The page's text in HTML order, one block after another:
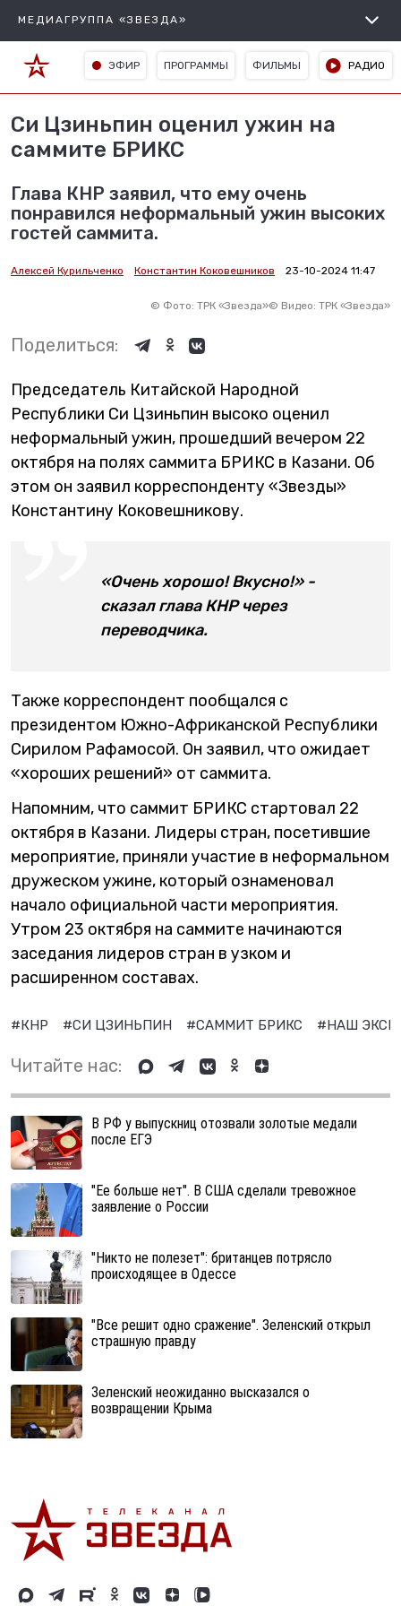
МЕДИАГРУППА «ЗВЕЗДА»
ЭФИР ПРОГРАММЫ ФИЛЬМЫ РАДИО
Си Цзиньпин оценил ужин на
саммите БРИКС
Глава КНР заявил, что ему очень
понравился неформальный ужин высоких
гостей саммита.
Алексей Курильченко Константин Коковешников 23-10-2024 11:47
© Фото: ТРК «Звезда»© Видео: ТРК «Звезда»
Поделиться:
Председатель Китайской Народной
Республики Си Цзиньпин высоко оценил
неформальный ужин, прошедший вечером 22
октября на полях саммита БРИКС в Казани. Об
этом он заявил корреспонденту «Звезды»
Константину Коковешникову.
«Очень хорошо! Вкусно!» -
сказал глава КНР через
переводчика.
Также корреспондент пообщался с
президентом Южно-Африканской Республики
Сирилом Рафамосой. Он заявил, что ожидает
«хороших решений» от саммита.
Напомним, что саммит БРИКС стартовал 22
октября в Казани. Лидеры стран, посетившие
мероприятие, приняли участие в неформальном
дружеском ужине, который ознаменовал
начало официальной части мероприятия.
Утром 23 октября на саммите начинаются
заседания лидеров стран в узком и
расширенном составах.
#КНР #СИ ЦЗИНЬПИН #САММИТ БРИКС #НАШ
Читайте нас:
В РФ у выпускниц отозвали золотые медали
после ЕГЭ
"Ее больше нет". В США сделали тревожное
заявление о России
"Никто не полезет": британцев потрясло
происходящее в Одессе
"Все решит одно сражение". Зеленский открыл
страшную правду
Зеленский неожиданно высказался о
возвращении Крыма